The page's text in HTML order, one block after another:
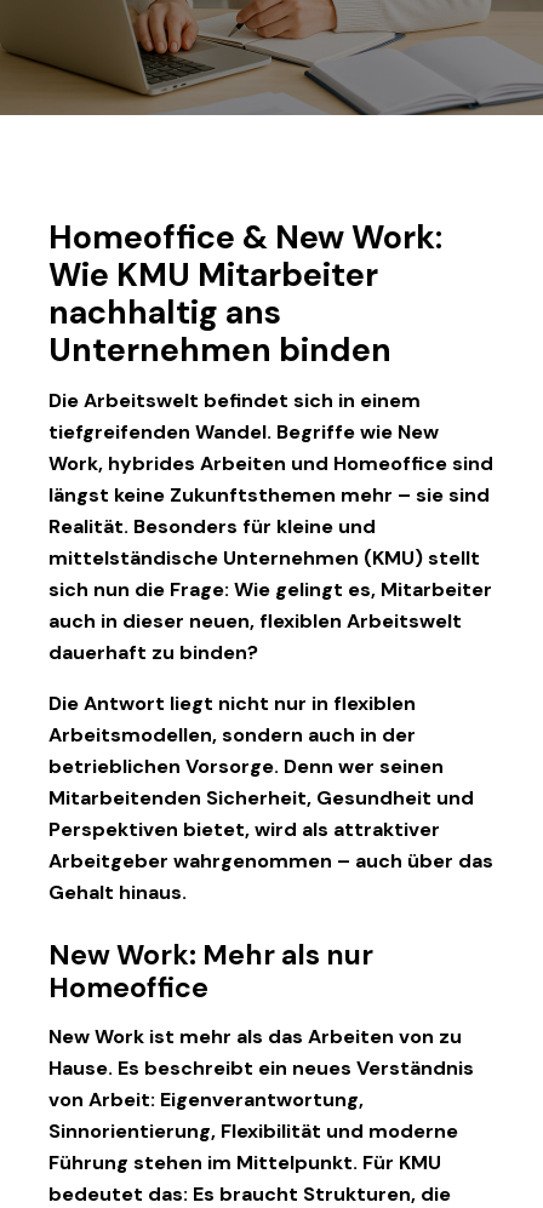
Homeoffice & New Work:
Wie KMU Mitarbeiter
nachhaltig ans
Unternehmen binden
Die Arbeitswelt befindet sich in einem
tiefgreifenden Wandel. Begriffe wie New
Work, hybrides Arbeiten und Homeofficesind
längst keine Zukunftsthemen mehr – sie sind
Realität. Besonders für kleine und
mittelständische Unternehmen (KMU)stellt
sich nun die Frage: Wie gelingt es, Mitarbeiter
auch in dieser neuen, flexiblen Arbeitswelt
dauerhaft zu binden?
Die Antwort liegt nicht nur in flexiblen
Arbeitsmodellen, sondern auch in der
betrieblichen Vorsorge. Denn wer seinen
Mitarbeitenden Sicherheit, Gesundheit und
Perspektiven bietet, wird als attraktiver
Arbeitgeber wahrgenommen – auch über das
Gehalt hinaus.
New Work: Mehr als nur
Homeoffice
New Work ist mehr als das Arbeiten von zu
Hause. Es beschreibt ein neues Verständnis
von Arbeit: Eigenverantwortung,
Sinnorientierung, Flexibilität und moderne
Führung stehen im Mittelpunkt. Für KMU
bedeutet das: Es braucht Strukturen, die